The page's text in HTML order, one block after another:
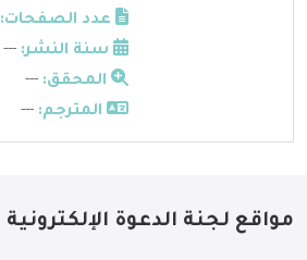
عدد الصفحات:
سنة النشر: ---
المحقق: ---
المترجم: ---
مواقع لجنة الدعوة الإلكترونية